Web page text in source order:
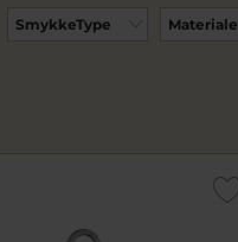
SmykkeType Materiale